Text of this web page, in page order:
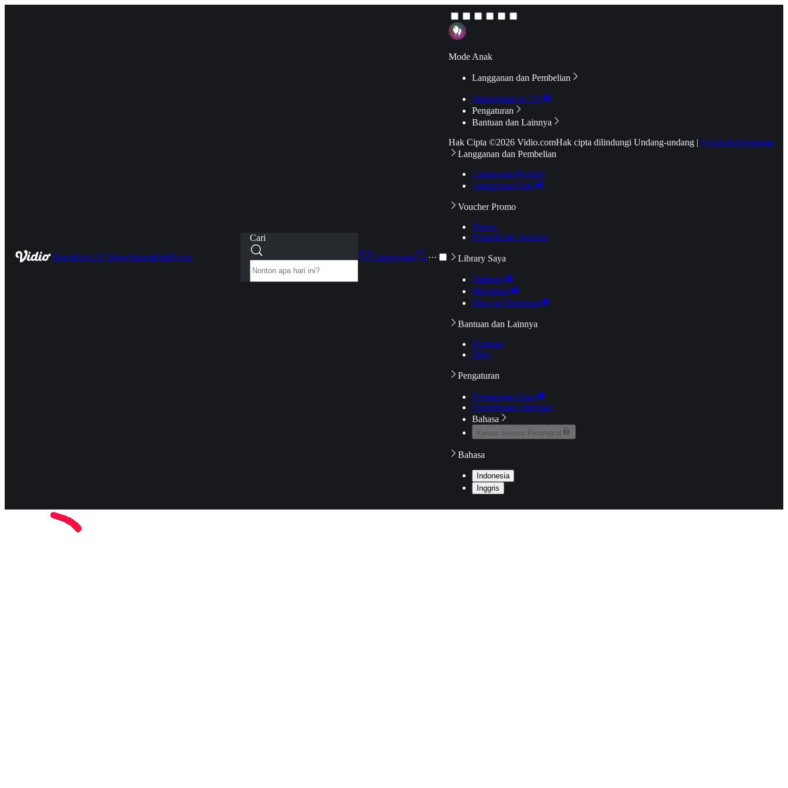
HomeLiveTV ShowSportsKidsNews
Cari
Langganan
···
Mode Anak
Langganan dan Pembelian
Hubungkan ke TV
Pengaturan
Bantuan dan Lainnya
Hak Cipta ©2026 Vidio.comHak cipta dilindungi Undang-undang | Syarat & Ketentuan
Langganan dan Pembelian
Langganan Premier
Langganan Aktif
Voucher Promo
Promo
Pakai Kode Voucher
Library Saya
Daftarku
Mengikuti
Riwayat Tontonan
Bantuan dan Lainnya
Bantuan
Blog
Pengaturan
Pengaturan Akun
Pemeriksaan Jaringan
Bahasa
Keluar Semua Perangkat
Bahasa
Indonesia
Inggris